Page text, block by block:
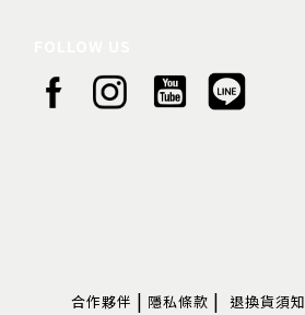
合作夥伴 | 隱私條款 | 退換貨須知